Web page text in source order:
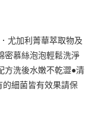
尤加利菁華萃取物及
密慕絲泡泡輕鬆洗淨
方洗後水嫩不乾澀●清
細菌皆有效果請保